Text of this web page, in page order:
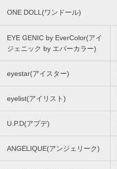
ONE DOLL(ワンドール)
EYE GENIC by EverColor(アイ
ジェニック by エバーカラー)
eyestar(アイスター)
eyelist(アイリスト)
U.P.D(アプデ)
ANGELIQUE(アンジェリーク)